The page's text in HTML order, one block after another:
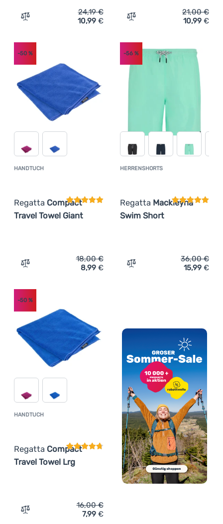
Zum Vergleich 'Kinderbadeanzug Regatta Skander
24,19€
10,99 € Zum Vergleich 'Handtuch
21,00€
10,99 €
HANDTUCH
Regatta Compact
Travel Towel Giant
Kundenbewertung
-50 %
Zum Vergleich 'Handtuch Regatta Compact Travel
18,00€
8,99 €
HERRENSHORTS
Regatta Mackleyna
Swim Short
-56%
Zum Vergleich
36,00€
15,99 €
HANDTUCH
Regatta Compact
Travel Towel Lrg
Kundenbewertung
-50 %
Zum Vergleich 'Handtuch Regatta Compact Travel
16,00€
7,99 €